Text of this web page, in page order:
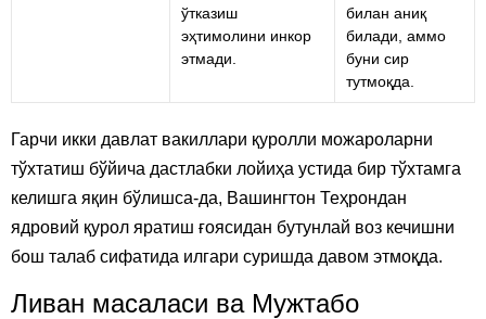
ўтказиш
эҳтимолини инкор
этмади.
билан аниқ
билади, аммо
буни сир
тутмоқда.
Гарчи икки давлат вакиллари қуролли можароларни
тўхтатиш бўйича дастлабки лойиҳа устида бир тўхтамга
келишга яқин бўлишса-да, Вашингтон Теҳрондан
ядровий қурол яратиш ғоясидан бутунлай воз кечишни
бош талаб сифатида илгари суришда давом этмоқда.
Ливан масаласи ва Мужтабо